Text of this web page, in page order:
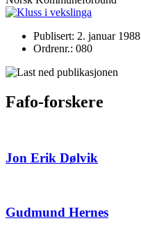
Publisert: 2. januar 1988
Ordrenr.: 080
Fafo-forskere
Jon Erik Dølvik
Gudmund Hernes